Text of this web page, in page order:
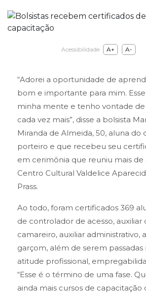
Acessibilidade A+ A-
“Adorei a oportunidade de
bom e importante para mim.
minha mente e tenho vontade
cada vez mais”, disse a bolsista
Miranda de Almeida, 50, aluna do
porteiro e que recebeu seu
em cerimônia que reuniu mais de
Centro Cultural Valdelice
Prass.
Ao todo, foram certificados 369
de controlador de acesso, auxiliar
camareiro, auxiliar administrativo,
garçom, além de serem passadas
atitude profissional,
“Esse é o término de uma fase.
ainda mais cursos de capacitação